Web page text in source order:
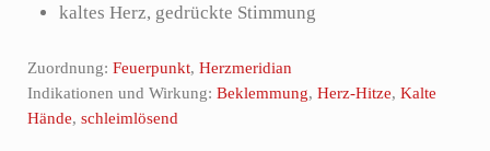
kaltes Herz, gedrückte Stimmung
Zuordnung: Feuerpunkt, Herzmeridian
Indikationen und Wirkung: Beklemmung, Herz-Hitze, Kalte
Hände, schleimlösend